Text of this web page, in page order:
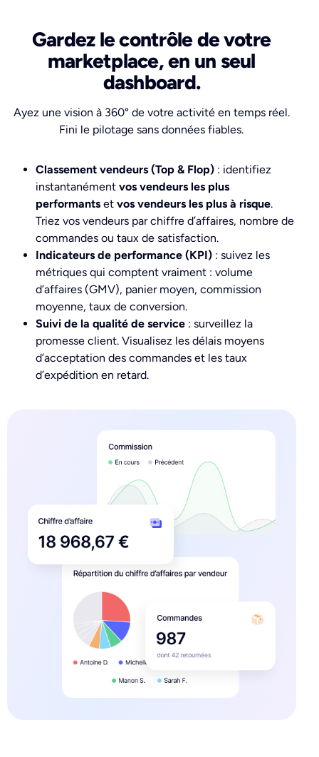
Gardez le contrôle de votre
marketplace, en un seul
dashboard.
Ayez une vision à 360° de votre activité en temps réel.
Fini le pilotage sans données fiables.
Classement vendeurs (Top & Flop) : identifiez
instantanément vos vendeurs les plus
performants et vos vendeurs les plus à risque.
Triez vos vendeurs par chiffre d’affaires, nombre de
commandes ou taux de satisfaction.
Indicateurs de performance (KPI) : suivez les
métriques qui comptent vraiment : volume
d’affaires (GMV), panier moyen, commission
moyenne, taux de conversion.
Suivi de la qualité de service : surveillez la
promesse client. Visualisez les délais moyens
d’acceptation des commandes et les taux
d’expédition en retard.